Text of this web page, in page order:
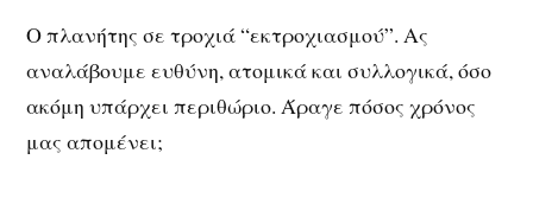
Ο πλανήτης σε τροχιά “εκτροχιασμού”. Ας
αναλάβουμε ευθύνη, ατομικά και συλλογικά, όσο
ακόμη υπάρχει περιθώριο. Άραγε πόσος χρόνος
μας απομένει;